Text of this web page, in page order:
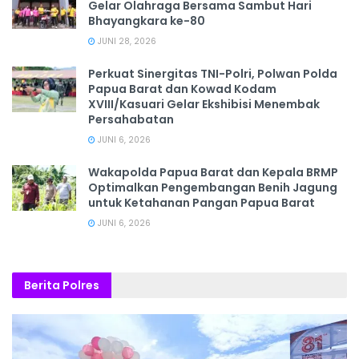
Gelar Olahraga Bersama Sambut Hari
Bhayangkara ke-80
JUNI 28, 2026
‎Perkuat Sinergitas TNI-Polri, Polwan Polda
Papua Barat dan Kowad Kodam
XVIII/Kasuari Gelar Ekshibisi Menembak
Persahabatan
JUNI 6, 2026
Wakapolda Papua Barat dan Kepala BRMP
Optimalkan Pengembangan Benih Jagung
untuk Ketahanan Pangan Papua Barat
JUNI 6, 2026
Berita Polres